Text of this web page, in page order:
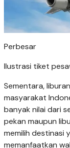
Perbesar
Ilustrasi tiket
Sementara,
masyarakat
banyak nilai dari
pekan maupun
memilih destinasi
memanfaatkan